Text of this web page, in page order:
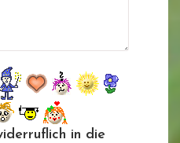
in die